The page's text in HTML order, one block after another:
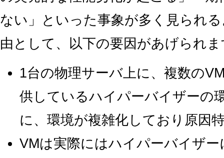
ない」といった事象が多く見られ
由として、以下の要因があげられ
1台の物理サーバ上に、複数の
供しているハイパーバイザーの
に、環境が複雑化しており原因
VMは実際にはハイパーバイザ